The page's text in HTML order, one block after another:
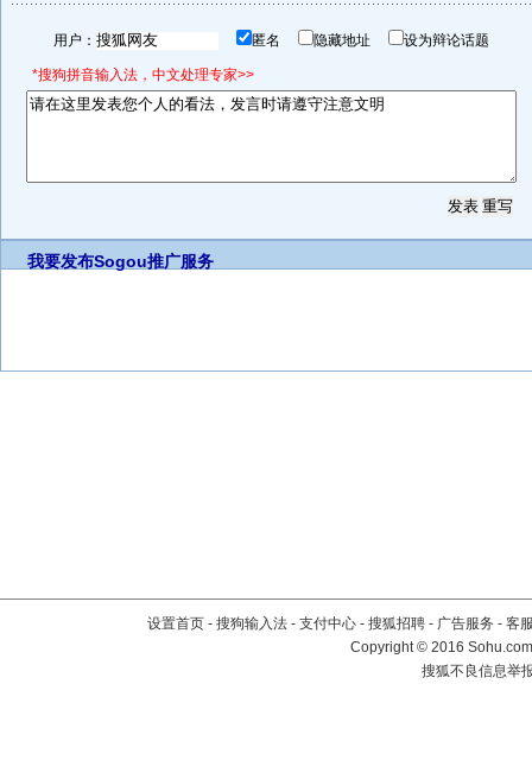
用户： 匿名 隐藏地址 设为辩论话题
*搜狗拼音输入法，中文处理专家>>
我要发布Sogou推广服务
设置首页 - 搜狗输入法 - 支付中心 - 搜狐招聘 - 广告服务 - 客
Copyright©2016
搜狐不良信息举